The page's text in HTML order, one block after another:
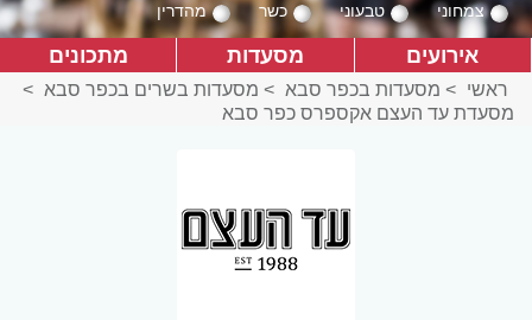
צמחוני טבעוני כשר מהדרין
אירועים מסעדות מתכונים
ראשי > מסעדות בכפר סבא > מסעדות בשרים בכפר סבא >
מסעדת עד העצם אקספרס כפר סבא